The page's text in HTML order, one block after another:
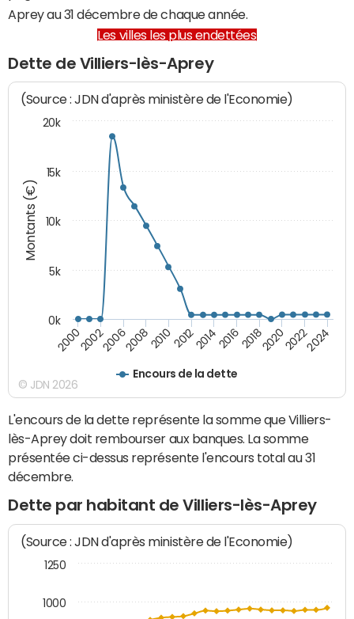
Aprey au 31 décembre de chaque année.
Les villes les plus endettées
Dette de Villiers-lès-Aprey
Montants (€)
(Source : JDN d'après ministère de l'Economie)
Encours de la dette
200020022006200820102012201420162018202020222024
0k
5k
10k
15k
20k
© JDN 2026
L'encours de la dette représente la somme que Villiers-
lès-Aprey doit rembourser aux banques. La somme
présentée ci-dessus représente l'encours total au 31
décembre.
Dette par habitant de Villiers-lès-Aprey
(Source : JDN d'après ministère de l'Economie)
1000
1250